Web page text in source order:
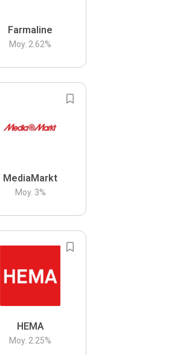
Farmaline
Moy. 2.62%
MediaMarkt
Moy. 3%
HEMA
Moy. 2.25%